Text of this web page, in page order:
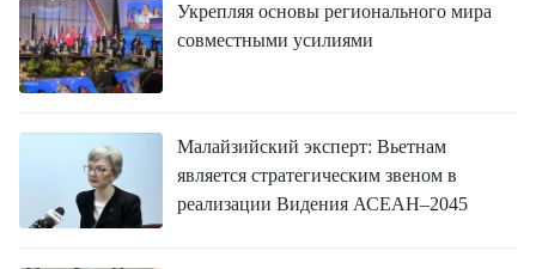
Укрепляя основы регионального мира
совместными усилиями
Малайзийский эксперт: Вьетнам
является стратегическим звеном в
реализации Видения АСЕАН–2045